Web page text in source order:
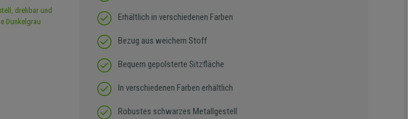
Erhältlich in verschiedenen Farben
Bezug aus weichem Stoff
Bequem gepolsterte Sitzfläche
In verschiedenen Farben erhältlich
Robustes schwarzes Metallgestell